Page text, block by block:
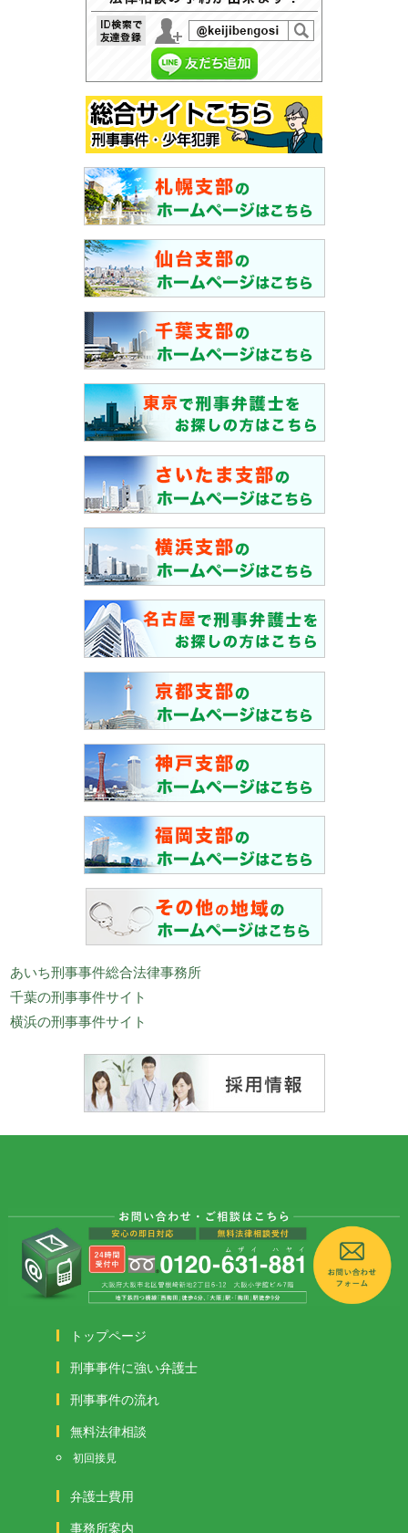
あいち刑事事件総合法律事務所
千葉の刑事事件サイト
横浜の刑事事件サイト
トップページ
刑事事件に強い弁護士
刑事事件の流れ
無料法律相談
初回接見
弁護士費用
事務所案内